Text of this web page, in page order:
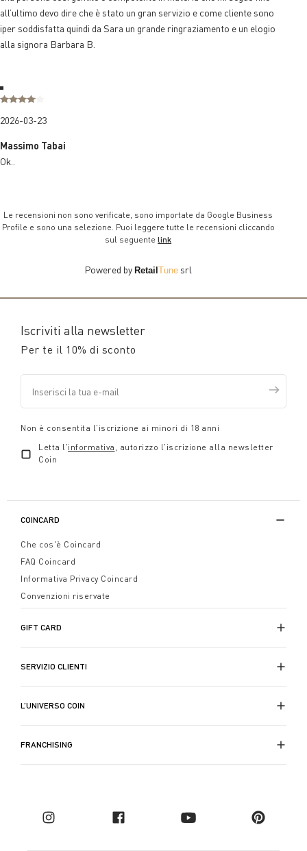
all’ultimo devo dire che è stato un gran servizio e come cliente sono
iper soddisfatta quindi da Sara un grande ringraziamento e un elogio
alla signora Barbara B.
2026-03-23
Massimo Tabai
Ok..
Le recensioni non sono verificate, sono importate da Google Business
Profile e sono una selezione. Puoi leggere tutte le recensioni cliccando
sul seguentelink
Powered byRetailTune srl
Iscriviti alla newsletter
Per te il 10% di sconto
Non è consentita l'iscrizione ai minori di 18 anni
Letta l'informativa , autorizzo l'iscrizione alla newsletter
Coin
COINCARD
Che cos'è Coincard
FAQ Coincard
Informativa Privacy Coincard
Convenzioni riservate
GIFT CARD
SERVIZIO CLIENTI
L’UNIVERSO COIN
FRANCHISING